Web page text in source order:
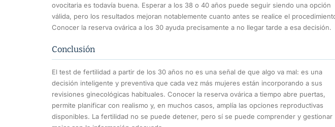
ovocitaria es todavía buena. Esperar a los 38 o 40 años puede seguir siendo una opción
válida, pero los resultados mejoran notablemente cuanto antes se realice el
Conocer la reserva ovárica a los 30 ayuda precisamente a no llegar tarde a esa decisión.
Conclusión
El test de fertilidad a partir de los 30 años no es una señal de que algo va mal: es una
decisión inteligente y preventiva que cada vez más mujeres están incorporando a sus
revisiones ginecológicas habituales. Conocer la reserva ovárica a tiempo abre puertas,
permite planificar con realismo y, en muchos casos, amplía las opciones reproductivas
disponibles. La fertilidad no se puede detener, pero sí se puede comprender y gestionar